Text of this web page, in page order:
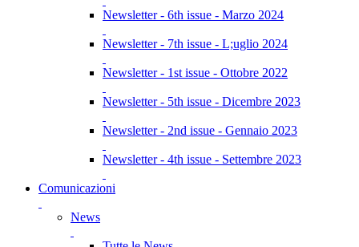
Newsletter - 6th issue - Marzo 2024
Newsletter - 7th issue - L;uglio 2024
Newsletter - 1st issue - Ottobre 2022
Newsletter - 5th issue - Dicembre 2023
Newsletter - 2nd issue - Gennaio 2023
Newsletter - 4th issue - Settembre 2023
Comunicazioni
News